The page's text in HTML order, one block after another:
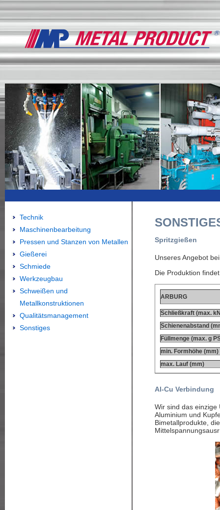
Technik
Maschinenbearbeitung
Pressen und Stanzen von Metallen
Gießerei
Schmiede
Werkzeugbau
Schweißen und
Metallkonstruktionen
Qualitätsmanagement
Sonstiges
Spritzgießen
Unseres Angebot
Die Produktion
ARBURG
Schließkraft (max.
Schienenabstand
Füllmenge (max. g
min. Formhöhe (mm)
max. Lauf (mm)
Al-Cu Verbindung
Wir sind das einzige
Aluminium und
Bimetallprodukte,